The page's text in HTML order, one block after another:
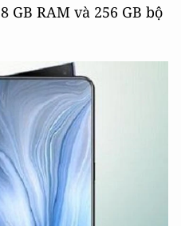
RAM và 256 GB bộ